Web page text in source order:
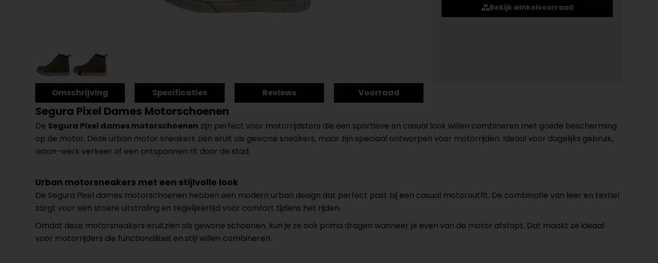
Bekijk winkelvoorraad
Omschrijving Specificaties Reviews Voorraad
Segura Pixel Dames Motorschoenen
De Segura Pixel dames motorschoenen zijn perfect voor motorrijdsters die een sportieve en casual look willen combineren met goede bescherming
op de motor. Deze urban motor sneakers zien eruit als gewone sneakers, maar zijn speciaal ontworpen voor motorrijden. Ideaal voor dagelijks gebruik,
woon-werk verkeer of een ontspannen rit door de stad.
Urban motorsneakers met een stijlvolle look
De Segura Pixel dames motorschoenen hebben een modern urban design dat perfect past bij een casual motoroutfit. De combinatie van leer en textiel
zorgt voor een stoere uitstraling en tegelijkertijd voor comfort tijdens het rijden.
Omdat deze motorsneakers eruitzien als gewone schoenen, kun je ze ook prima dragen wanneer je even van de motor afstapt. Dat maakt ze ideaal
voor motorrijders die functionaliteit en stijl willen combineren.